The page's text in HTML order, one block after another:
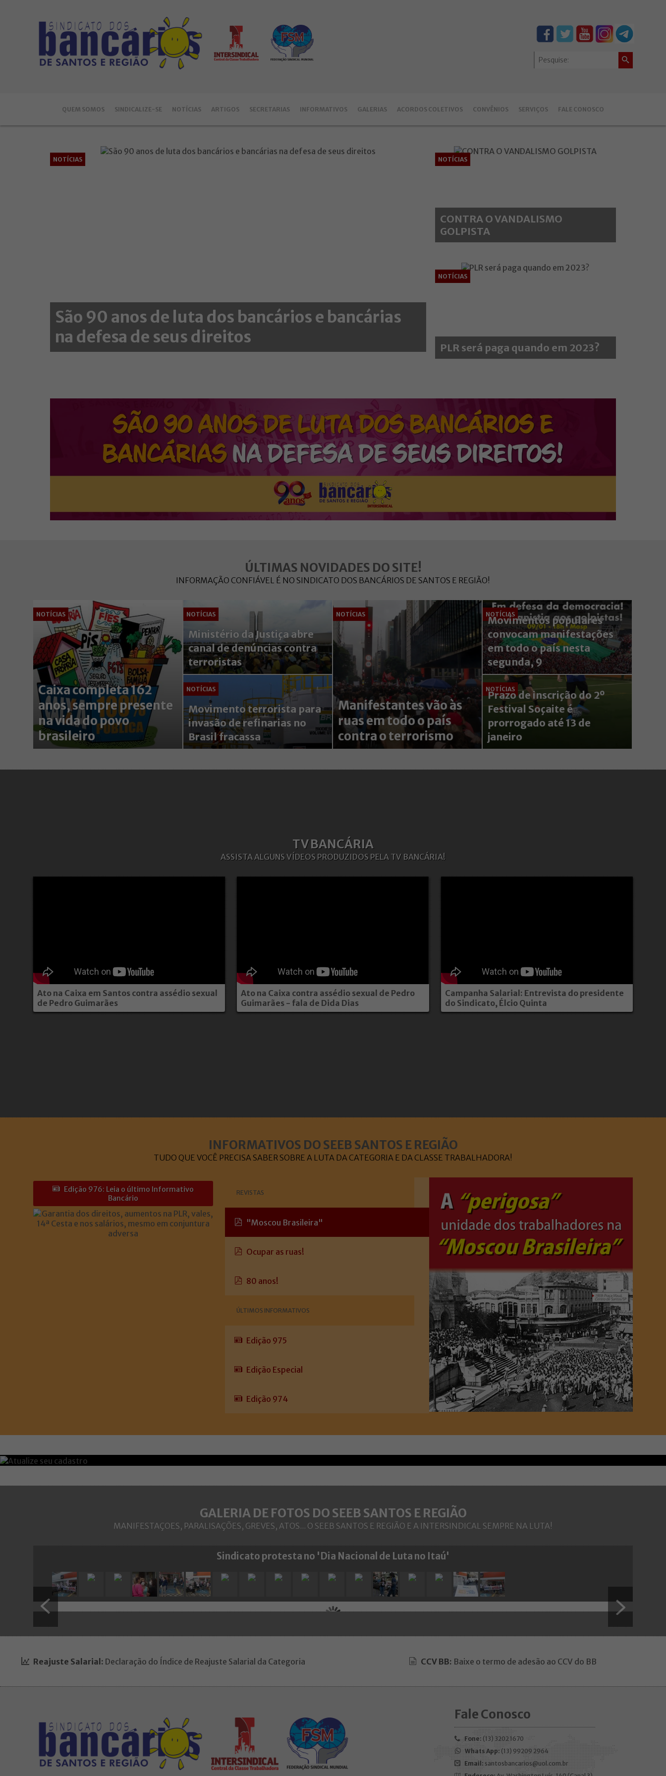
QUEM SOMOS SINDICALIZE-SE NOTÍCIAS ARTIGOS SECRETARIAS INFORMATIVOS GALERIAS ACORDOS COLETIVOS CONVÊNIOS SERVIÇOS FALE CONOSCO
São 90 anos de luta dos bancários e bancárias
na defesa de seus direitos
NOTÍCIAS
CONTRA O VANDALISMO
GOLPISTA
NOTÍCIAS
PLR será paga quando em 2023?
NOTÍCIAS
ÚLTIMAS NOVIDADES DO SITE!
INFORMAÇÃO CONFIÁVEL É NO SINDICATO DOS BANCÁRIOS DE SANTOS E REGIÃO!
NOTÍCIAS
Caixa completa 162
anos, sempre presente
na vida do povo
brasileiro
NOTÍCIAS
Ministério da Justiça abre
canal de denúncias contra
terroristas
NOTÍCIAS
Movimento terrorista para
invasão de refinarias no
Brasil fracassa
NOTÍCIAS
Manifestantes vão às
ruas em todo o país
contra o terrorismo
NOTÍCIAS
Movimentos populares
convocam manifestações
em todo o país nesta
segunda, 9
NOTÍCIAS
Prazo de inscrição do 2º
Festival Soçaite é
prorrogado até 13 de
janeiro
TV BANCÁRIA
ASSISTA ALGUNS VÍDEOS PRODUZIDOS PELA TV BANCÁRIA!
Ato na Caixa em Santos contra assédio sexual
de Pedro Guimarães
Ato na Caixa contra assédio sexual de Pedro
Guimarães - fala de Dida Dias
Campanha Salarial: Entrevista do presidente
do Sindicato, Élcio Quinta
INFORMATIVOS DO SEEB SANTOS E REGIÃO
TUDO QUE VOCÊ PRECISA SABER SOBRE A LUTA DA CATEGORIA E DA CLASSE TRABALHADORA!
Edição 976: Leia o último Informativo
Bancário
REVISTAS
"Moscou Brasileira"
Ocupar as ruas!
80 anos!
ÚLTIMOS INFORMATIVOS
Edição 975
Edição Especial
Edição 974
GALERIA DE FOTOS DO SEEB SANTOS E REGIÃO
MANIFESTAÇOES, PARALISAÇÕES, GREVES, ATOS... O SEEB SANTOS E REGIÃO E A INTERSINDICAL SEMPRE NA LUTA!
Sindicato protesta no 'Dia Nacional de Luta no Itaú'
Reajuste Salarial: Declaração do Índice de Reajuste Salarial da Categoria CCV BB: Baixe o termo de adesão ao CCV do BB
Fale Conosco
Fone: (13) 3202 1670
Whats App: (13) 99209 2964
Email: santosbancarios@uol.com.br